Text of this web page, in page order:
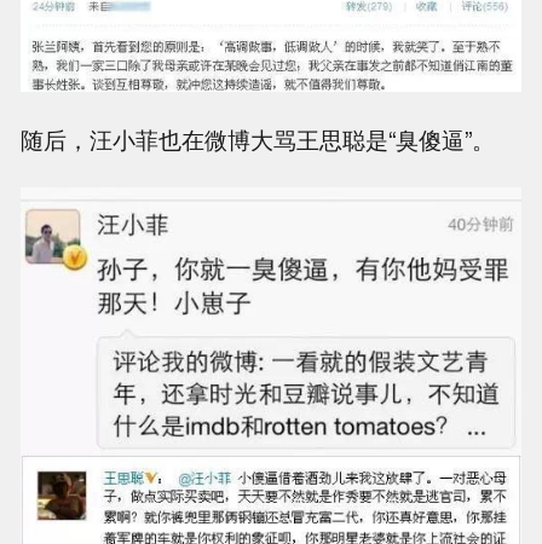
随后，汪小菲也在微博大骂王思聪是“臭傻逼”。